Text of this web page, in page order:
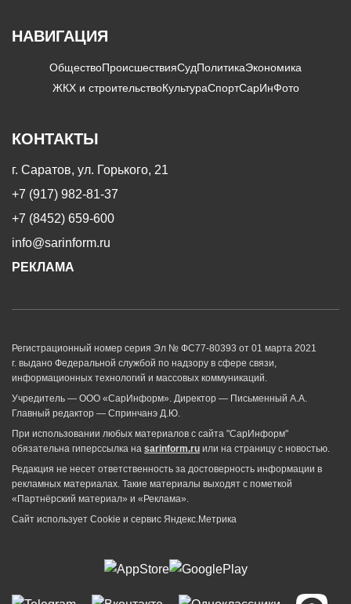
НАВИГАЦИЯ
ОбществоПроисшествияСудПолитикаЭкономика
ЖКХ и строительствоКультураСпортСарИнФото
КОНТАКТЫ
г. Саратов, ул. Горького, 21
+7 (917) 982-81-37
+7 (8452) 659-600
info@sarinform.ru
РЕКЛАМА
Регистрационный номер серия Эл № ФС77-80393 от 01 марта 2021
г. выдано Федеральной службой по надзору в сфере связи,
информационных технологий и массовых коммуникаций.
Учредитель — ООО «СарИнформ». Директор — Письменный А.А.
Главный редактор — Спринчанэ Д.Ю.
При использовании любых материалов с сайта "СарИнформ"
обязательна гиперссылка на sarinform.ru или на страницу с новостью.
Редакция не несет ответственность за достоверность информации в
рекламных материалах. Такие материалы выходят с пометкой
«Партнёрский материал» и «Реклама».
Сайт использует Cookie и сервиc Яндекс.Метрика